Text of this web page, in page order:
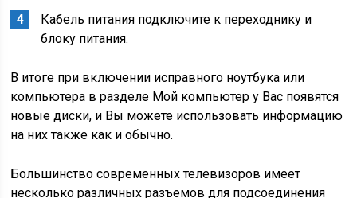
Кабель питания подключите к переходнику и
блоку питания.
В итоге при включении исправного ноутбука или
компьютера в разделе Мой компьютер у Вас появятся
новые диски, и Вы можете использовать информацию
на них также как и обычно.
Большинство современных телевизоров имеет
несколько различных разъемов для подсоединения